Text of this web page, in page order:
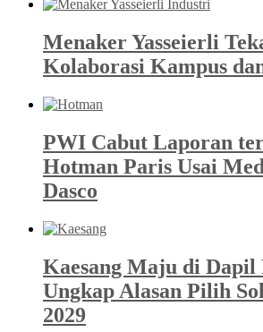
Menaker Yasseierli
Kolaborasi Kampus
PWI Cabut Laporan
Hotman Paris Usai
Dasco
Kaesang Maju di Dapil
Ungkap Alasan Pilih
2029